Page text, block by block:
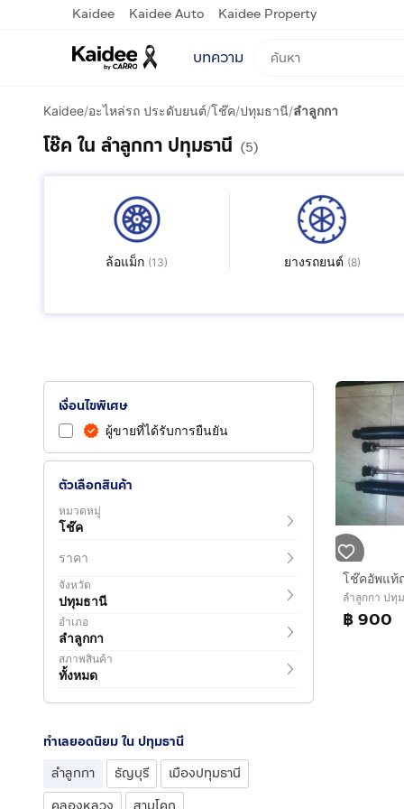
Kaidee Kaidee Auto Kaidee Property
บทความ
Kaidee/อะไหล่รถ ประดับยนต์/โช๊ค/ปทุมธานี/ลำลูกกา
โช๊ค ใน ลำลูกกา ปทุมธานี (5)
ล้อแม็ก (13) ยางรถยนต์ (8)
เงื่อนไขพิเศษ
ผู้ขายที่ได้รับการยืนยัน
ตัวเลือกสินค้า
หมวดหมู่
โช๊ค
ราคา
จังหวัด
ปทุมธานี
อำเภอ
ลำลูกกา
สภาพสินค้า
ทั้งหมด
ทำเลยอดนิยม ใน ปทุมธานี
ลำลูกกา
ธัญบุรี
เมืองปทุมธานี
ลำลูกกา ปทุ
฿ 900